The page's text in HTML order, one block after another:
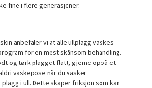
fine i flere generasjoner.
anbefaler vi at alle ullplagg vaskes
for en mest skånsom behandling.
og tørk plagget flatt, gjerne oppå et
vaskepose når du vasker
i ull. Dette skaper friksjon som kan